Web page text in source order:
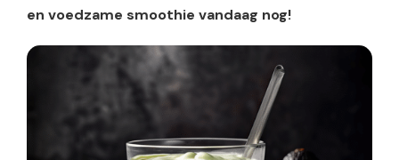
en voedzame smoothie vandaag nog!